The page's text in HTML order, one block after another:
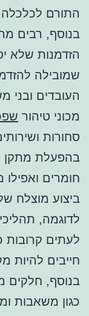
התורם
בנוסף, רבים
הזדמנות שלא
שמובילה
העובדים ובני
מכוני טיהור
סחורות
בהפעלת מתקן
חומרים ואפילו
ביצוע מוצלח
לדוגמה,
לעתים קרובות
חייבים להיות
בנוסף, חלקים
כגון משאבות